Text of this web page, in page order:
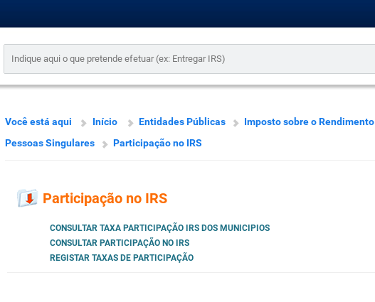
Você está aqui Início Entidades Públicas
Imposto sobre o
Pessoas Singulares
Participação no IRS
Participação no IRS
CONSULTAR TAXA PARTICIPAÇÃO IRS DOS MUNICIPIOS
CONSULTAR PARTICIPAÇÃO NO IRS
REGISTAR TAXAS DE PARTICIPAÇÃO